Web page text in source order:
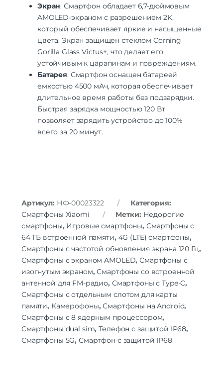
Функции камеры
тыловая вспышка | тройная камера |
автофокусировка | широкоугольный
фронтальная вспышка
Особенности камеры
F2,2 | 5,0 MП
Аккумулятор
Аккумулятор
Емкость аккумулятора
5000 мАч
Время заряда
1 ч 30 мин
Интерфейсы/разъемы
Тип разъема для зарядки
Питание
Функции зарядки
беспроводная зарядка | быстрая
зарядка | реверсивная зарядка
Тип быстрой зарядки
Xiaomi HyperCharge
Навигация
Навигация
A-GPS | BeiDou | GALILEO | GPS | NavIC
| QZSS | WPS | ГЛОНАСС
Дополнительно
Оперативная Память
Экран: Смартфон обладает 6,7-дюймовым
AMOLED-экраном с разрешением 2K,
который обеспечивает яркие и насыщенные
цвета. Экран защищен стеклом Corning
Gorilla Glass Victus+, что делает его
устойчивым к царапинам и повреждениям.
Батарея: Смартфон оснащен батареей
емкостью 4500 мАч, которая обеспечивает
длительное время работы без подзарядки.
Быстрая зарядка мощностью 120 Вт
позволяет зарядить устройство до 100%
всего за 20 минут.
Артикул: НФ-00023322
Категория:
Смартфоны Xiaomi
Метки: Недорогие
смартфоны, Игровые смартфоны, Смартфоны с
64 ГБ встроенной памяти, 4G (LTE) смартфоны,
Смартфоны с частотой обновления экрана 120 Гц,
Смартфоны с экраном AMOLED,Смартфоны с
изогнутым экраном,Смартфоны со встроенной
антенной для FM-радио, Смартфоны с Type-C,
Смартфоны с отдельным слотом для карты
памяти, Камерофоны,Смартфоны на Android,
Смартфоны с 8 ядерным процессором,
Смартфоны dual sim,Телефон с защитой IP68,
Смартфоны 5G,Смартфон с защитой IP68